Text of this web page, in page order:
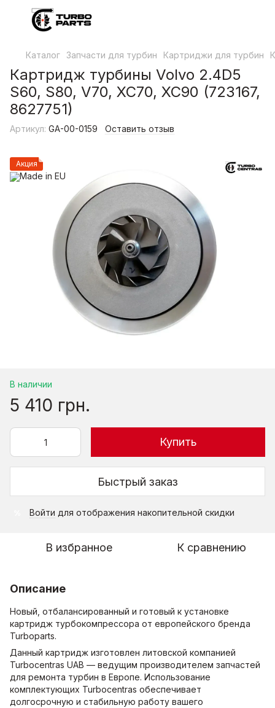
Каталог Запчасти для турбин Картриджи для турбин
Картридж турбины Volvo 2.4D5
S60, S80, V70, XC70, XC90 (723167,
8627751)
Артикул: GA-00-0159 Оставить отзыв
Акция
В наличии
5 410 грн.
Купить
Быстрый заказ
Войти для отображения накопительной скидки
В избранное К сравнению
Описание
Новый, отбалансированный и готовый к установке
картридж турбокомпрессора от европейского бренда
Turboparts.
Данный картридж изготовлен литовской компанией
Turboсentras UAB — ведущим производителем запчастей
для ремонта турбин в Европе. Использование
комплектующих Turbocentras обеспечивает
долгосрочную и стабильную работу вашего